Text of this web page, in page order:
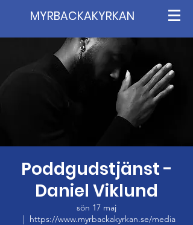
MYRBACKAKYRKAN
Poddgudstjänst -
Daniel Viklund
sön 17 maj
  |
https://www.myrbackakyrkan.se/media